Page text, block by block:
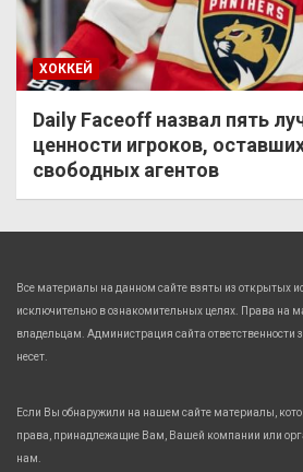
ХОККЕЙ
Daily Faceoff назвал пять
ценности игроков,
свободных агентов
Все материалы на данном сайте взяты из открытых
исключительно в ознакомительных целях. Права на
владельцам. Администрация сайта ответственности
несет.
Если Вы обнаружили на нашем сайте материалы,
права, принадлежащие Вам, Вашей компании или
нам.